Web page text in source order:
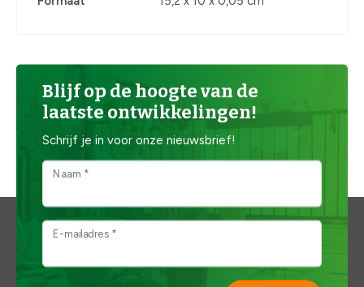
Blijf op de hoogte van de
laatste ontwikkelingen!
Schrijf je in voor onze nieuwsbrief!
Naam *
E-mailadres *